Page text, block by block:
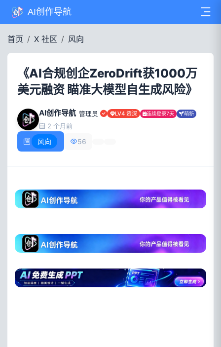
AI创作导航
首页 X 社区 风向
《AI合规创企ZeroDrift获1000万
美元融资 瞄准大模型自生成风险》
AI创作导航 管理员 LV4 资深 连续登录7天 萌新
2 个月前
风向 56